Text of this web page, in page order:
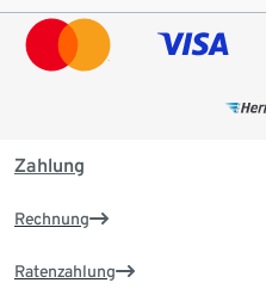
Zahlung
Rechnung
Ratenzahlung